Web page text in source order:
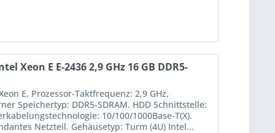
Xeon E E-2436 2,9 GHz 16 GB DDR5-
E, Prozessor-Taktfrequenz: 2,9 GHz,
Speichertyp: DDR5-SDRAM. HDD Schnittstelle:
10/100/1000Base-T(X).
Netzteil. Gehäusetyp: Turm (4U) Intel...